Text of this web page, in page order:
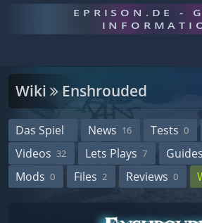
EPRISON.DE -
Wiki Enshrouded
Das Spiel News 16 Tests 0
Videos 32 Lets Plays 7 Guides
Mods 0 Files 2 Reviews 0